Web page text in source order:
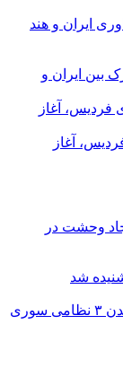
ایران و هند
بین ایران و
آغاز
وحشت در
شد
درگیری شدید در جنوب ادلب؛ کشته و زخمی شدن ۳ نظامی سوری